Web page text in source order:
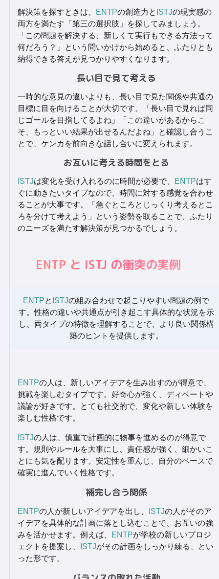
解決策を探すときは、 ENTPの創造力と ISTJの現実感の
両方を満たす「第三の選択肢」を探してみましょう。
「この問題を解決する、新しくて実行もできる方法って
何だろう？」という問いかけから始めると、ふたりとも
納得できる答えが見つかりやすくなります。
長い目で見て考える
一時的な意見の違いよりも、長い目で見た関係や共通の
目標に目を向けることが大切です。「長い目で見れば同
じゴールを目指してるよね」「この違いがあるからこ
そ、もっといい結果が出せるんだよね」と確認し合うこ
とで、ケンカを前向きな話し合いに変えられます。
お互いに考える時間をとる
ISTJは変化を受け入れるのに時間が必要で、 ENTPはす
ぐに動きたいタイプなので、時間に対する感覚を合わせ
ることが大事です。「急ぐところとじっくり考えるとこ
ろを分けて考えよう」という姿勢を取ることで、ふたり
のニーズを満たす解決策が見つかるでしょう。
ENTP と ISTJ の衝突の実例
ENTPと ISTJの組み合わせで起こりやすい問題の例で
す。性格の違いや共通点が引き起こす具体的な状況を示
し、両タイプの特徴を理解することで、より良い関係構
築のヒントを提供します。
ENTPの人は、新しいアイデアを生み出すのが得意で、
挑戦を楽しむタイプです。好奇心が強く、ディベートや
議論が好きです。とても社交的で、変化や新しい体験を
楽しむ性格です。
ISTJの人は、慎重で計画的に物事を進めるのが得意で
す。規則やルールを大事にし、責任感が強く、細かいこ
とにも気を配ります。安定性を重んじ、自分のペースで
確実に進んでいく性格です。
補完し合う関係
ENTPの人が新しいアイデアを出し、 ISTJの人がそのア
イデアを具体的な計画に落とし込むことで、お互いの強
みを活かせます。例えば、
ENTPが学校の新しいプロジ
ェクトを提案し、
ISTJがその計画をしっかり練る、とい
った形です。